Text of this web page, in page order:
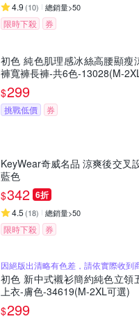
4.9 (10) 總銷量>50
限時下殺 券
初色 純色肌理感冰絲高腰顯瘦
褲寬褲長褲-共6色-13028(M-
$299
挑戰低價 券
KeyWear奇威名品 涼爽後交叉
藍色
$342 6折
4.5 (18) 總銷量>50
限時下殺 券
因絕版出清略有色差，請依實際收到
初色 新中式襯衫簡約純色立領
上衣-膚色-34619(M-2XL可選)
$299